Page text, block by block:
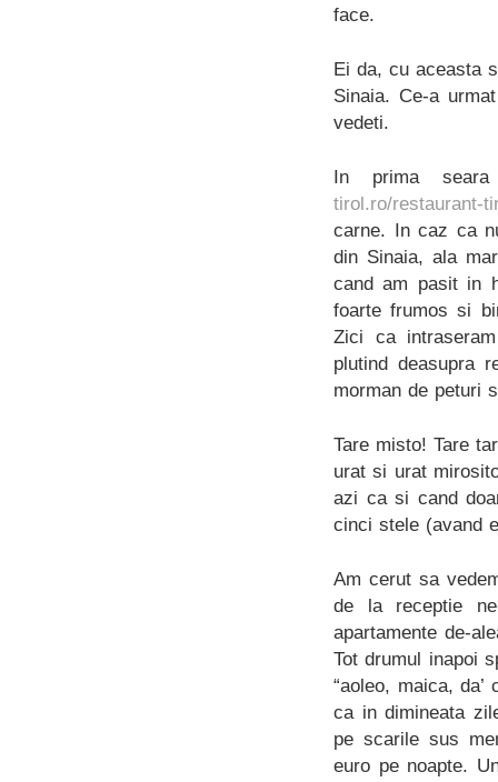
face.
Ei da, cu aceasta
Sinaia. Ce-a
vedeti.
In prima
tirol.ro/restaurant-
carne. In caz ca
din Sinaia, ala
cand am pasit in
foarte frumos si
Zici ca
plutind deasupra
morman de peturi
Tare misto! Tare
urat si urat
azi ca si cand
cinci stele (avand
Am cerut sa
de la receptie
apartamente de-
Tot drumul inapoi
“aoleo, maica,
ca in dimineata
pe scarile sus
euro pe noapte.